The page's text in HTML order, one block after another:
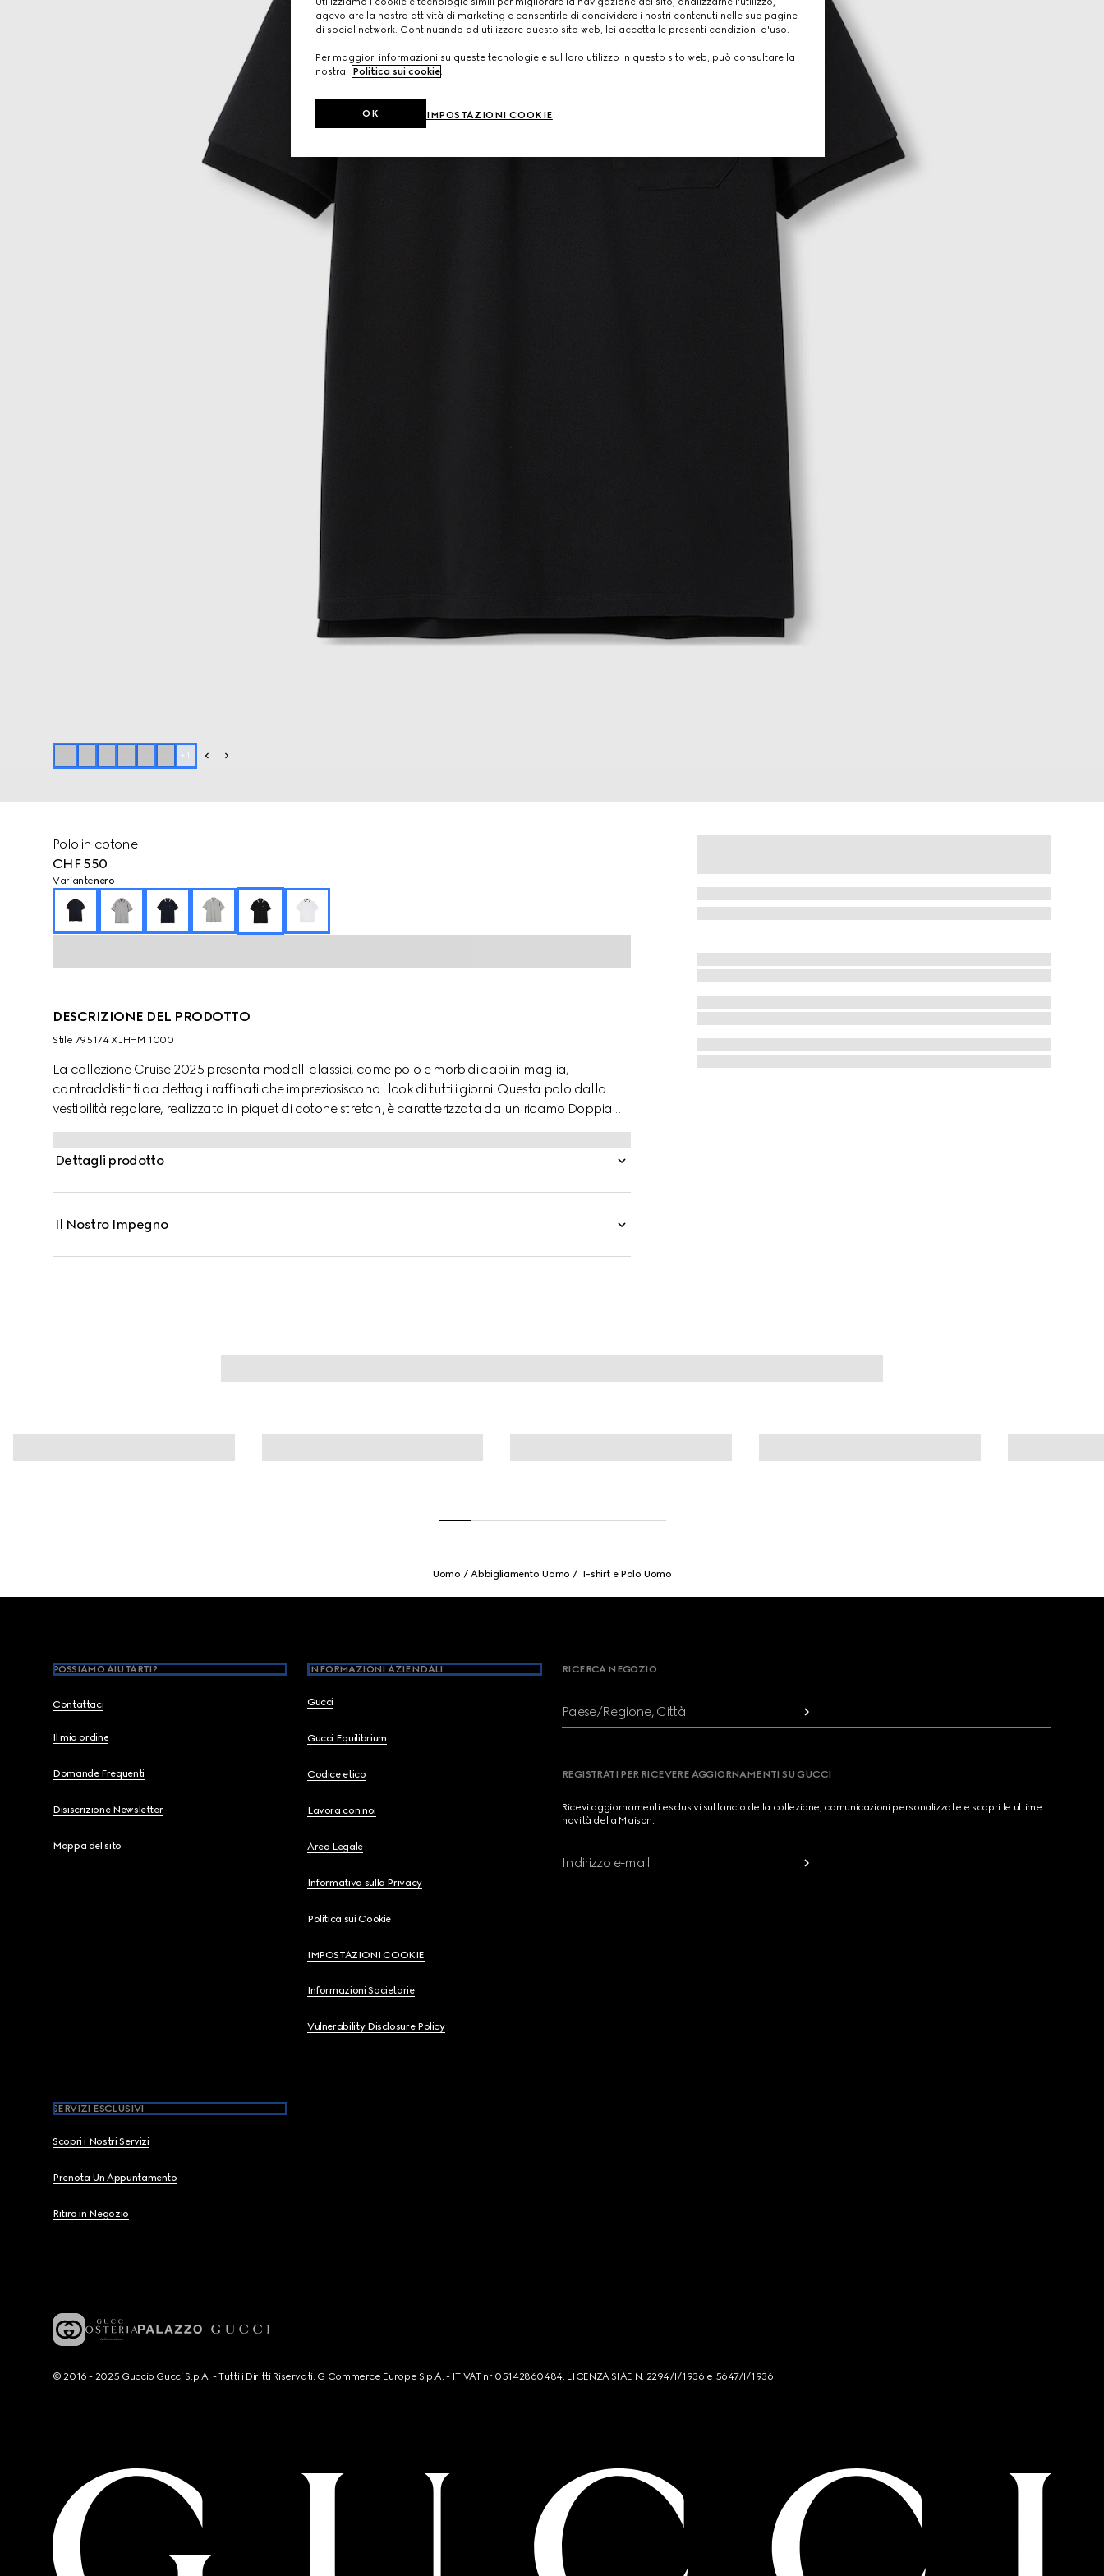
+ 1
Polo in cotone
CHF 550
Variantenero
DESCRIZIONE DEL PRODOTTO
Stile ‎795174 XJHHM 1000
La collezione Cruise 2025 presenta modelli classici, come polo e morbidi capi in maglia,
contraddistinti da dettagli raffinati che impreziosiscono i look di tutti i giorni. Questa polo dalla
vestibilità regolare, realizzata in piquet di cotone stretch, è caratterizzata da un ricamo Doppia G
a contrasto.
Dettagli prodotto
Il Nostro Impegno
Uomo Abbigliamento Uomo T-shirt e Polo Uomo
POSSIAMO AIUTARTI?
Contattaci
Il mio ordine
Domande Frequenti
Disiscrizione Newsletter
Mappa del sito
INFORMAZIONI AZIENDALI
Gucci
Gucci Equilibrium
Codice etico
Lavora con noi
Area Legale
Informativa sulla Privacy
Politica sui Cookie
IMPOSTAZIONI COOKIE
Informazioni Societarie
Vulnerability Disclosure Policy
SERVIZI ESCLUSIVI
Scopri i Nostri Servizi
Prenota Un Appuntamento
Ritiro in Negozio
RICERCA NEGOZIO
Paese/Regione, Città
REGISTRATI PER RICEVERE AGGIORNAMENTI SU GUCCI
Ricevi aggiornamenti esclusivi sul lancio della collezione, comunicazioni personalizzate e scopri le ultime
novità della Maison.
Indirizzo e-mail
© 2016 - 2025 Guccio Gucci S.p.A. - Tutti i Diritti Riservati. G Commerce Europe S.p.A. - IT VAT nr 05142860484. LICENZA SIAE N. 2294/I/1936 e 5647/I/1936
agevolare la nostra attività di marketing e consentirle di condividere i nostri contenuti nelle sue pagine
di social network. Continuando ad utilizzare questo sito web, lei accetta le presenti condizioni d'uso.
Per maggiori informazioni su queste tecnologie e sul loro utilizzo in questo sito web, può consultare la
nostra
Politica sui cookie
IMPOSTAZIONI COOKIE
OK